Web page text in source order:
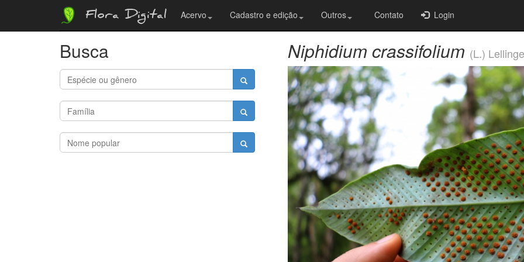
Flora Digital Acervo Cadastro e edição Outros Contato Login
Busca Niphidium crassifolium (L.)